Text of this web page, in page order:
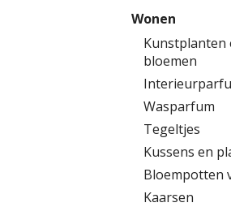
Wonen
Kunstplanten
bloemen
Wasparfum
Tegeltjes
Kussens en
Bloempotten
Kaarsen